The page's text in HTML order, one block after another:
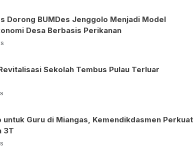
Dorong BUMDes Jenggolo Menjadi Model
Desa Berbasis Perikanan
Sekolah Tembus Pulau Terluar
untuk Guru di Miangas, Kemendikdasmen Perkuat
3T